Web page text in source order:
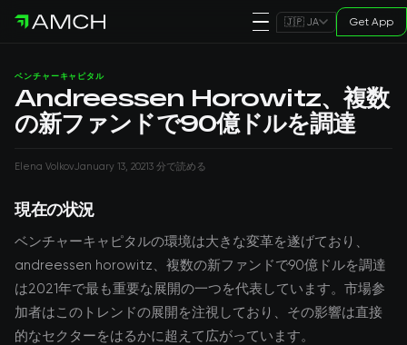
🇯🇵 JA Get App
ベンチャーキャピタル
Andreessen Horowitz、複数
の新ファンドで90億ドルを調達
Elena VolkovJanuary 13, 20213 分で読める
現在の状況
ベンチャーキャピタルの環境は大きな変革を遂げており、
andreessen horowitz、複数の新ファンドで90億ドルを調達
は2021年で最も重要な展開の一つを代表しています。市場参
加者はこのトレンドの展開を注視しており、その影響は直接
的なセクターをはるかに超えて広がっています。